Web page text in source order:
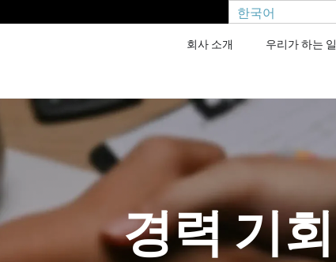
한국어
회사 소개 우리가 하는 일
경력 기회